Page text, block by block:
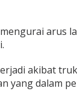
arus
akibat
yang dalam